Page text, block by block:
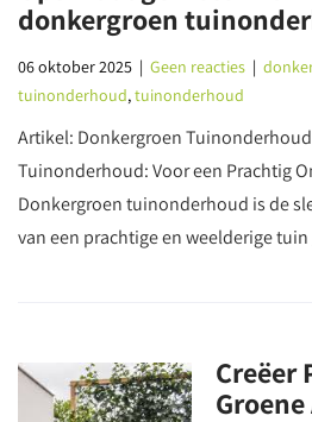
donkergroen
06 oktober 2025 | Geen reacties |
tuinonderhoud,tuinonderhoud
Artikel: Donkergroen
Tuinonderhoud: Voor een Prachtig
Donkergroen tuinonderhoud is de
van een prachtige en weelderige
Creëer